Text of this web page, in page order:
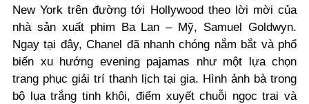
New York trên đường tới Hollywood theo lời mời của
nhà sản xuất phim Ba Lan – Mỹ, Samuel Goldwyn.
Ngay tại đây, Chanel đã nhanh chóng nắm bắt và phổ
biến xu hướng evening pajamas như một lựa chọn
trang phục giải trí thanh lịch tại gia. Hình ảnh bà trong
bộ lụa trắng tinh khôi, điểm xuyết chuỗi ngọc trai và